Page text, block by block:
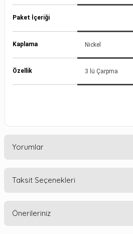
Paket İçeriği
Kaplama Nickel
Özellik 3 lü Çarpma
Yorumlar
Taksit Seçenekleri
Önerileriniz